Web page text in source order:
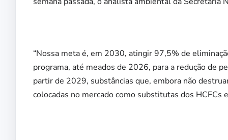
“Nossa meta é, em 2030, atingir 97,5% de
programa, até meados de 2026, para a redução de
partir de 2029, substâncias que, embora não
colocadas no mercado como substitutas dos HCFCs